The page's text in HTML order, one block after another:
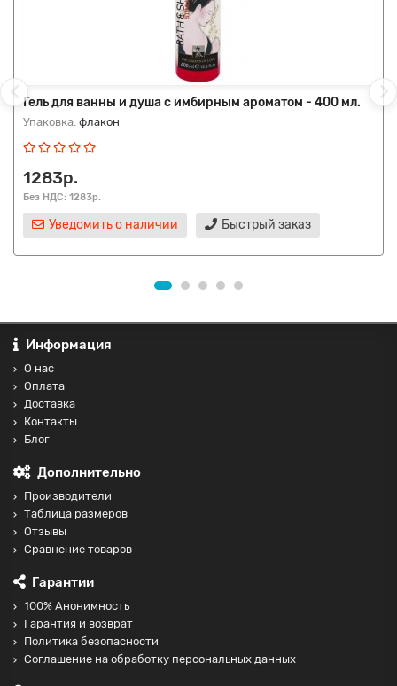
Гель для ванны и душа с имбирным ароматом - 400 мл.
Упаковка: флакон
1283р.
Без НДС: 1283р.
Уведомить о наличии Быстрый заказ
Информация
О нас
Оплата
Доставка
Контакты
Блог
Дополнительно
Производители
Таблица размеров
Отзывы
Сравнение товаров
Гарантии
100% Анонимность
Гарантия и возврат
Политика безопасности
Соглашение на обработку персональных данных